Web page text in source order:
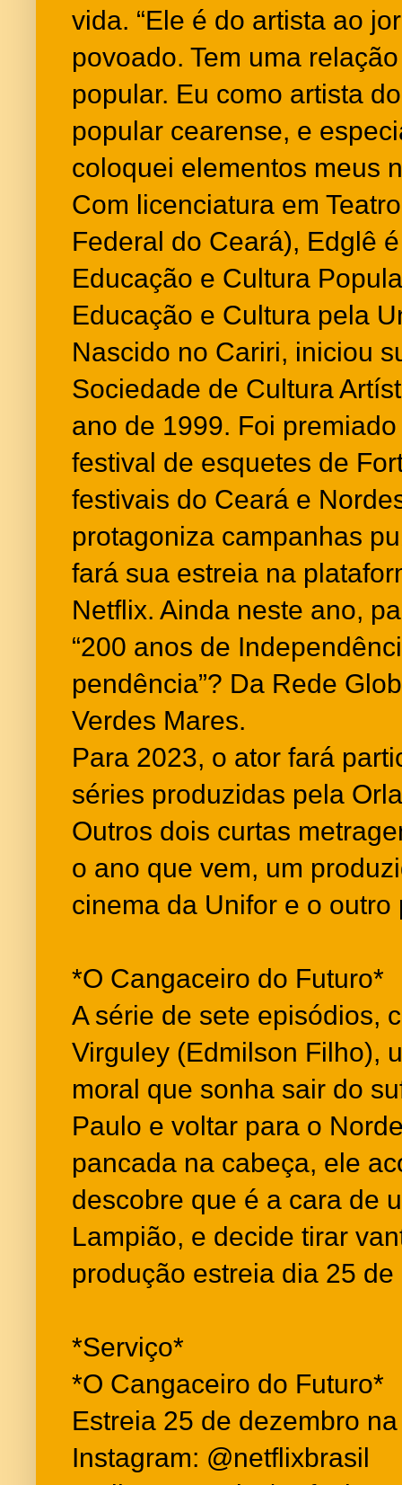
vida. “Ele é do artista ao
povoado. Tem uma
popular. Eu como artista
popular cearense, e
coloquei elementos meus
Com licenciatura em
Federal do Ceará), Edglê
Educação e Cultura
Educação e Cultura pela
Nascido no Cariri, iniciou
Sociedade de Cultura
ano de 1999. Foi
festival de esquetes de
festivais do Ceará e
protagoniza campanhas
fará sua estreia na
Netflix. Ainda neste ano,
“200 anos de
pendência”? Da Rede
Verdes Mares.
Para 2023, o ator fará
séries produzidas pela
Outros dois curtas
o ano que vem, um
cinema da Unifor e o outro
*O Cangaceiro do Futuro*
A série de sete episódios,
Virguley (Edmilson Filho),
moral que sonha sair do
Paulo e voltar para o
pancada na cabeça, ele
descobre que é a cara de
Lampião, e decide tirar
produção estreia dia 25
*Serviço*
*O Cangaceiro do Futuro*
Estreia 25 de dezembro
Instagram: @netflixbrasil